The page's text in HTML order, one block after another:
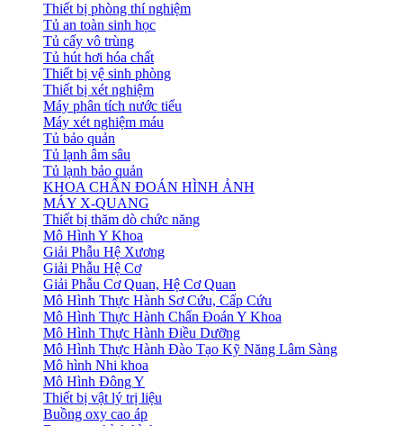
Thiết bị phòng thí nghiệm
Tủ an toàn sinh học
Tủ cấy vô trùng
Tủ hút hơi hóa chất
Thiết bị vệ sinh phòng
Thiết bị xét nghiệm
Máy phân tích nước tiểu
Máy xét nghiệm máu
Tủ bảo quản
Tủ lạnh âm sâu
Tủ lạnh bảo quản
KHOA CHẨN ĐOÁN HÌNH ẢNH
MÁY X-QUANG
Thiết bị thăm dò chức năng
Mô Hình Y Khoa
Giải Phẫu Hệ Xương
Giải Phẫu Hệ Cơ
Giải Phẫu Cơ Quan, Hệ Cơ Quan
Mô Hình Thực Hành Sơ Cứu, Cấp Cứu
Mô Hình Thực Hành Chẩn Đoán Y Khoa
Mô Hình Thực Hành Điều Dưỡng
Mô Hình Thực Hành Đào Tạo Kỹ Năng Lâm Sàng
Mô hình Nhi khoa
Mô Hình Đông Y
Thiết bị vật lý trị liệu
Buồng oxy cao áp